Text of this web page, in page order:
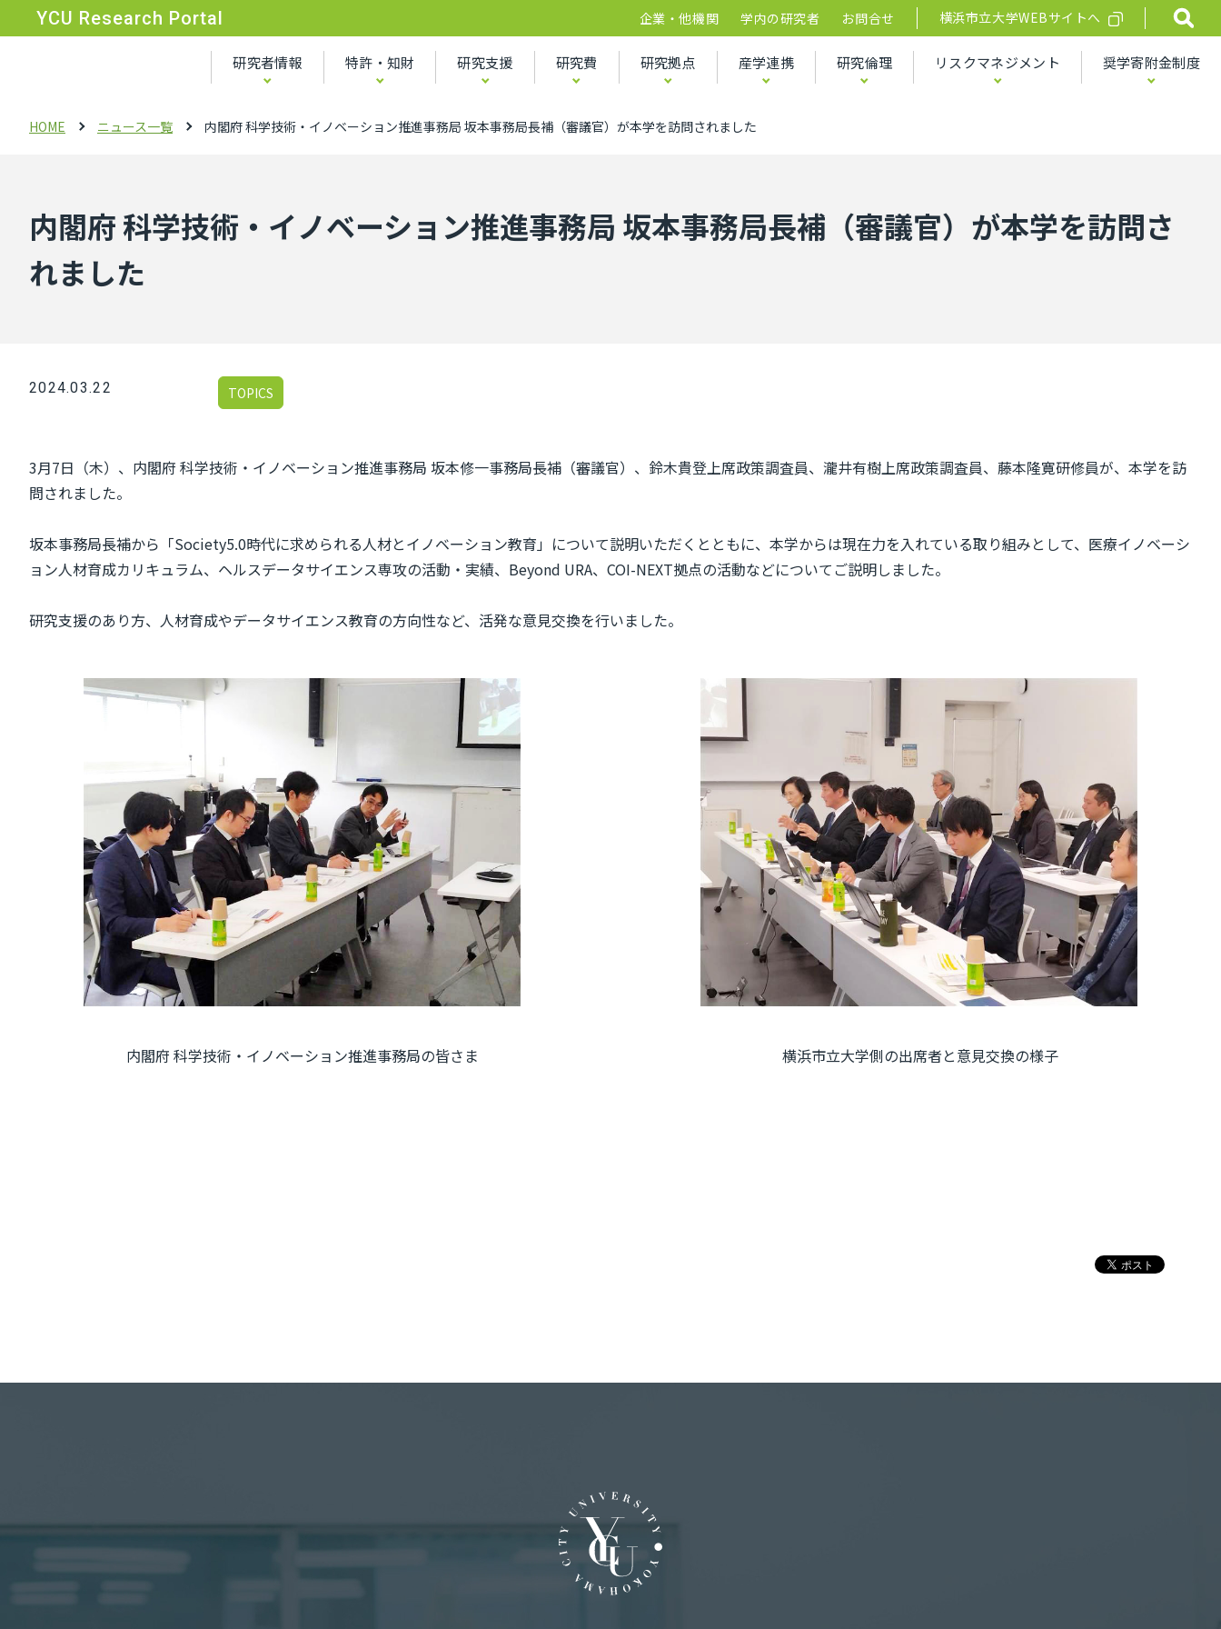
YCU Research Portal 企業・他機関 学内の研究者 お問合せ 横浜市立大学WEBサイトへ
研究者情報 特許・知財 研究支援 研究費 研究拠点 産学連携 研究倫理 リスクマネジメント 奨学寄附金制度
HOME ニュース一覧 内閣府 科学技術・イノベーション推進事務局 坂本事務局長補（審議官）が本学を訪問されました
内閣府 科学技術・イノベーション推進事務局 坂本事務局長補（審議官）が本学を訪問さ
れました
TOPICS
2024.03.22
3月7日（木）、内閣府 科学技術‧イノベーション推進事務局 坂本修一事務局長補（審議官）、鈴木貴登上席政策調査員、瀧井有樹上席政策調査員、藤本隆寛研修員が、本学を訪
問されました。
坂本事務局長補から「Society5.0時代に求められる人材とイノベーション教育」について説明いただくとともに、本学からは現在力を入れている取り組みとして、医療イノベーシ
ョン人材育成カリキュラム、ヘルスデータサイエンス専攻の活動‧実績、Beyond URA、COI-NEXT拠点の活動などについてご説明しました。
研究支援のあり方、人材育成やデータサイエンス教育の方向性など、活発な意見交換を行いました。
内閣府 科学技術・イノベーション推進事務局の皆さま 横浜市立大学側の出席者と意見交換の様子